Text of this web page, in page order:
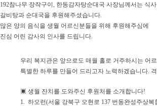
192참나무 장작구이, 한동감자탕순대국 사장님께서는 식
갈비탕과 순대국을 후원해주셨습니다.
많은 양의 음식을 생월 어르신분들을 위해 후원해주심에
진심 어린 감사의 인사를 드립니다.
우리 복지관은 앞으로도 매월 홀로 거주하시는 어르
특별한 하루를 만들어 드리고자 노력하겠습니다.
▣ 생월 잔치를 도와주신 후원처를 소개합니다!
1. 하오런(서울 강북구 오현로 137 번동완성주상복